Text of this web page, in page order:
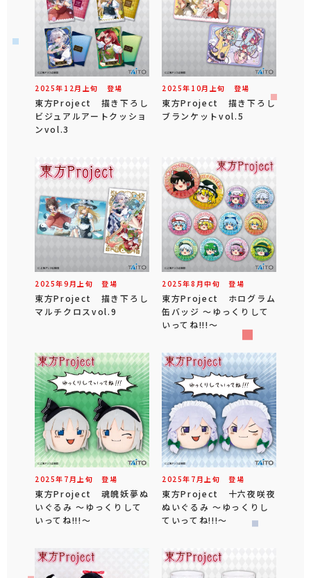
2025年 12 月 上旬 登場
東方Project 描き下ろし
ビジュアルアートクッショ
ンvol.3
2025年 10月 上旬 登場
東方Project 描き下ろし
ブランケットvol.5
2025年9 月 上旬 登場
東方Project 描き下ろし
マルチクロスvol.9
2025年8 月中旬 登場
東方Project ホログラム
缶バッジ ～ゆっくりして
いってね!!!～
2025年 7 月 上旬 登場
東方Project 魂魄妖夢ぬ
いぐるみ ～ゆっくりして
いってね!!!～
2025年 7 月 上旬 登場
東方Project 十六夜咲夜
ぬいぐるみ ～ゆっくりし
ていってね!!!～